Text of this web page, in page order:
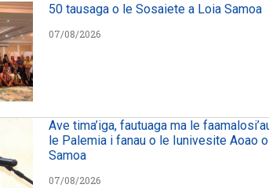
50 tausaga o le Sosaiete a Loia Samoa
07/08/2026
Ave tima’iga, fautuaga ma le
le Palemia i fanau o le Iunivesite Aoao o
Samoa
07/08/2026